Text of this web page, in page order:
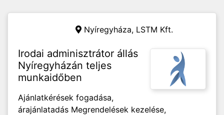
Nyíregyháza, LSTM Kft.
Irodai adminisztrátor állás
Nyíregyházán teljes
munkaidőben
Ajánlatkérések fogadása,
árajánlatadás Megrendelések kezelése,